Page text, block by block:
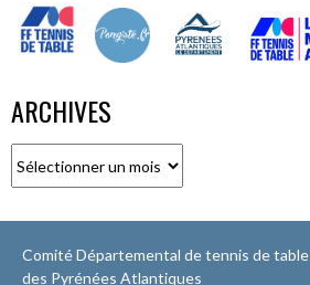
ARCHIVES
Comité Départemental de tennis de table
des Pyrénées Atlantiques